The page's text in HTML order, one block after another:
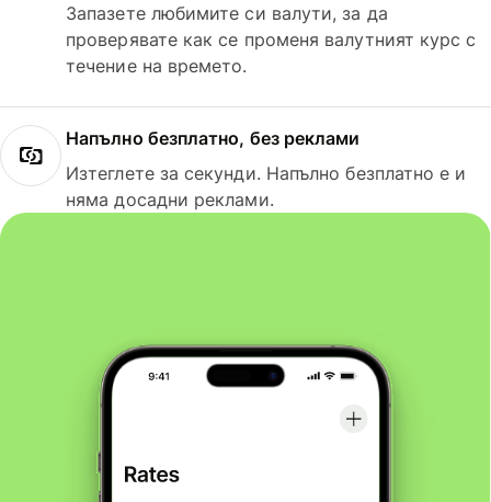
Запазете любимите си валути, за да
проверявате как се променя валутният курс с
течение на времето.
Напълно безплатно, без реклами
Изтеглете за секунди. Напълно безплатно е и
няма досадни реклами.